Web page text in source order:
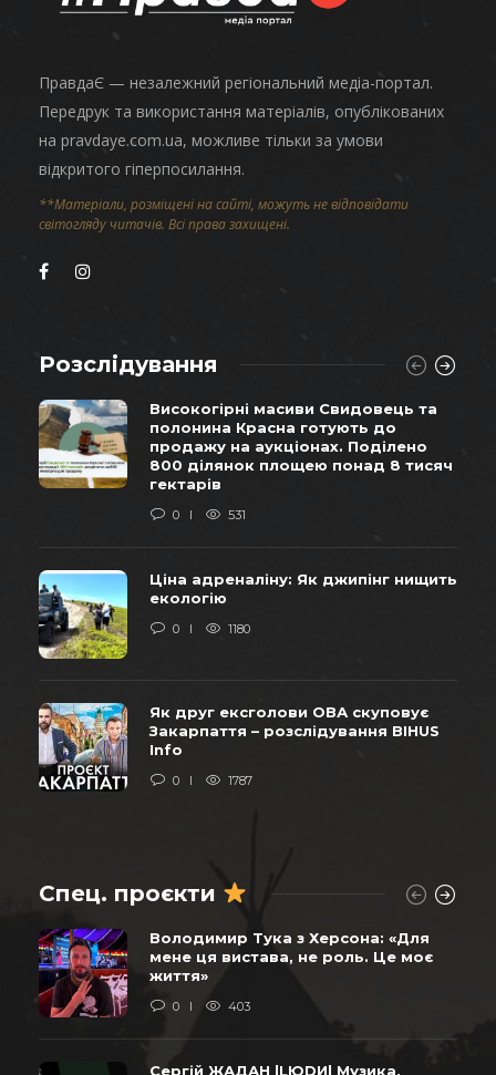
ПравдаЄ — незалежний регіональний медіа-портал.
Передрук та використання матеріалів, опублікованих
на pravdaye.com.ua, можливе тільки за умови
відкритого гіперпосилання.
**Матеріали, розміщені на сайті, можуть не відповідати
світогляду читачів. Всі права захищені.
Розслідування
Високогірні масиви Свидовець та
полонина Красна готують до
продажу на аукціонах. Поділено
800 ділянок площею понад 8 тисяч
гектарів
0 531
Ціна адреналіну: Як джипінг нищить
екологію
0 1180
Як друг ексголови ОВА скуповує
Закарпаття – розслідування BIHUS
Info
0 1787
Спец. проєкти
Володимир Тука з Херсона: «Для
мене ця вистава, не роль. Це моє
життя»
0 403
Сергій ЖАДАН |LЮDИ| Музика,